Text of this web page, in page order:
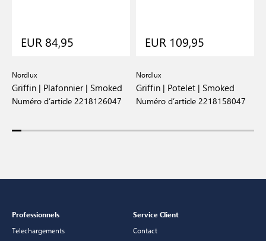
EUR 84,95
Nordlux
Griffin | Plafonnier | Smoked
Numéro d’article 2218126047
EUR 109,95
Nordlux
Griffin | Potelet | Smoked
Numéro d’article 2218158047
Professionnels
Telechargements
Service Client
Contact